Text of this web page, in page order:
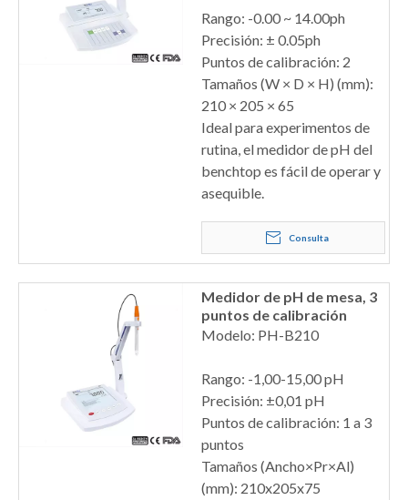
Rango: -0.00 ~ 14.00ph
Precisión: ± 0.05ph
Puntos de calibración: 2
Tamaños (W × D × H) (mm):
210 × 205 × 65
Ideal para experimentos de
rutina, el medidor de pH del
benchtop es fácil de operar y
asequible.
Consulta
Medidor de pH de mesa, 3
puntos de calibración
Modelo: PH-B210
Rango: -1,00-15,00 pH
Precisión: ±0,01 pH
Puntos de calibración: 1 a 3
puntos
Tamaños (Ancho×Pr×Al)
(mm): 210x205x75